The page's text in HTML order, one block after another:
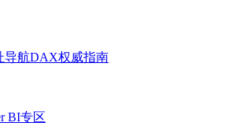
导航DAX权威指南
BI专区